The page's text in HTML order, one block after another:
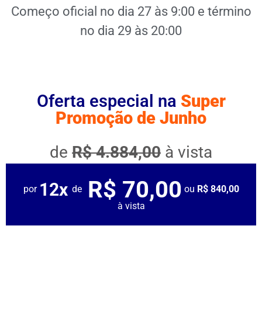
Começo oficial no dia 27 às 9:00 e término
no dia 29 às 20:00
Oferta especial na Super
Promoção de Junho
de R$ 4.884,00 à vista
por 12x deR$ 70,00 ou R$ 840,00
à vista